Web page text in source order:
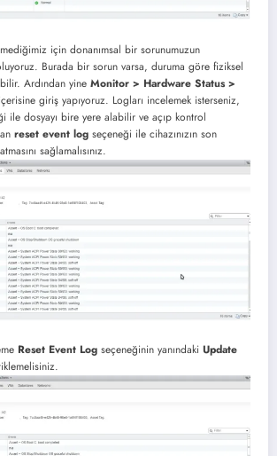
için donanımsal bir sorunumuzun
Burada bir sorun varsa, duruma göre fiziksel
Ardından yine Monitor > Hardware Status >
içerisine giriş yapıyoruz. Logları incelemek isterseniz,
ile dosyayı bire yere alabilir ve açıp kontrol
reset event log seçeneği ile cihazınızın son
sağlamalısınız.
Reset Event Log seçeneğinin yanındaki Update